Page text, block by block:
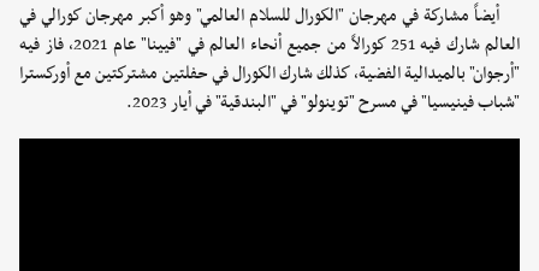
أيضاً مشاركة في مهرجان "الكورال للسلام العالمي" وهو أكبر مهرجان كورالي في
العالم شارك فيه 251 كورالاً من جميع أنحاء العالم في "فيينا" عام 2021، فاز فيه
"أرجوان" بالميدالية الفضية، كذلك شارك الكورال في حفلتين مشتركتين مع أوركسترا
"شباب فينيسيا" في مسرح "توينولو" في "البندقية" في أيار 2023.